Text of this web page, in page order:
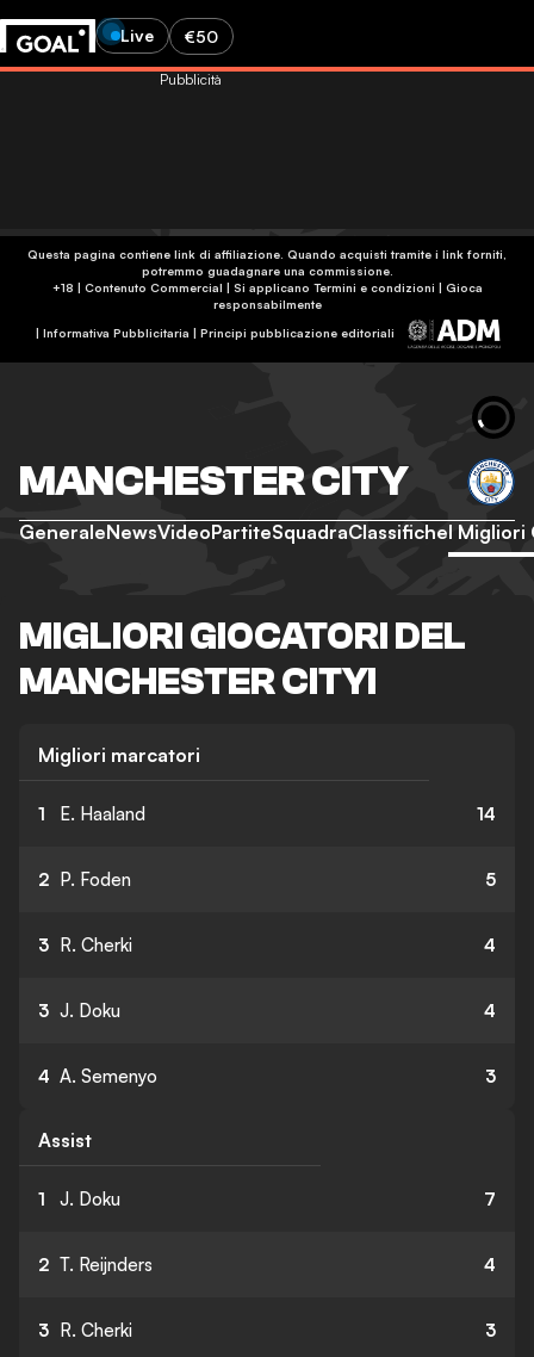
Live €50
Questa pagina contiene link di affiliazione. Quando acquisti tramite i link forniti,
potremmo guadagnare una commissione.
+18 | Contenuto Commercial | Si applicano Termini e condizioni | Gioca
responsabilmente
| Informativa Pubblicitaria | Principi pubblicazione editoriali
Pubblicità
MANCHESTER CITY
GeneraleNewsVideoPartiteSquadraClassificheI Migliori
MIGLIORI GIOCATORI DEL
MANCHESTER CITYI
Migliori marcatori
1 E. Haaland 14
2 P. Foden 5
3 R. Cherki 4
3 J. Doku 4
4 A. Semenyo 3
Assist
1 J. Doku 7
2 T. Reijnders 4
3 R. Cherki 3